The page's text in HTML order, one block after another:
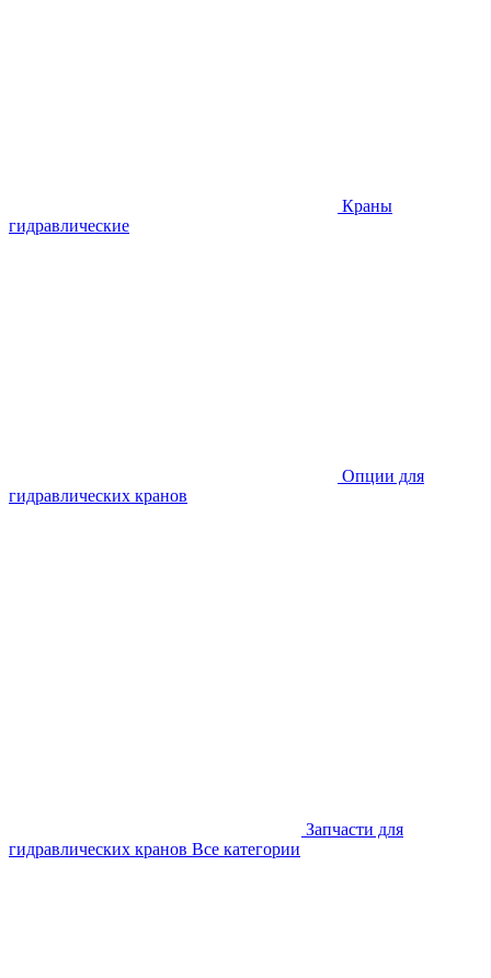
Краны
гидравлические
Опции для
гидравлических кранов
Запчасти для
гидравлических кранов Все категории